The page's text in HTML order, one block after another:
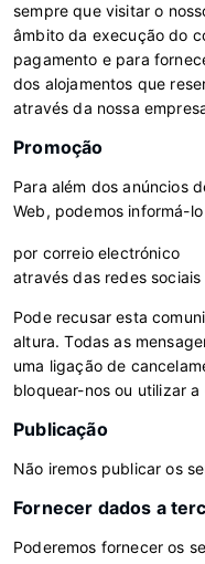
sempre que visitar o
âmbito da execução do
pagamento e para
dos alojamentos que
através da nossa
Promoção
Para além dos anúncios
Web, podemos informá-
por correio electrónico
através das redes sociais
Pode recusar esta
altura. Todas as
uma ligação de
bloquear-nos ou utilizar
Publicação
Não iremos publicar os
Fornecer dados a
Poderemos fornecer os